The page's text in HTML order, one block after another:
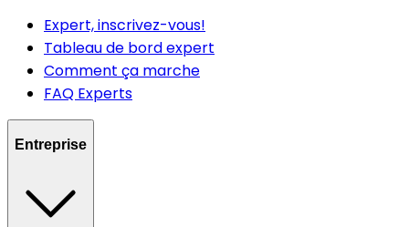
Expert, inscrivez-vous!
Tableau de bord expert
Comment ça marche
FAQ Experts
Entreprise